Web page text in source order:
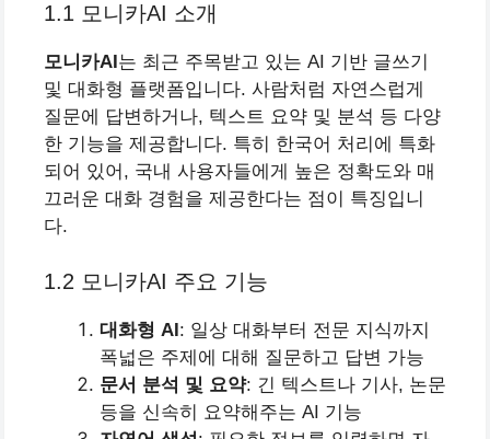
1.1 모니카AI 소개
모니카AI 는 최근 주목받고 있는 AI 기반 글쓰기
및 대화형 플랫폼입니다. 사람처럼 자연스럽게
질문에 답변하거나, 텍스트 요약 및 분석 등 다양
한 기능을 제공합니다. 특히 한국어 처리에 특화
되어 있어, 국내 사용자들에게 높은 정확도와 매
끄러운 대화 경험을 제공한다는 점이 특징입니
다.
1.2 모니카AI 주요 기능
대화형 AI: 일상 대화부터 전문 지식까지
폭넓은 주제에 대해 질문하고 답변 가능
문서 분석 및 요약: 긴 텍스트나 기사, 논문
등을 신속히 요약해주는 AI 기능